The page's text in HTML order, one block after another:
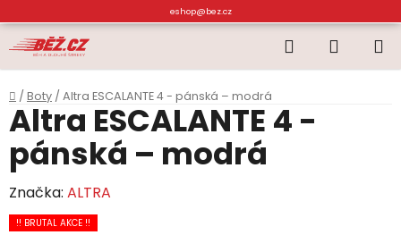
na
obsah
eshop@bez.cz
Hledat
KOŠÍK
Domů
/ Boty / Altra ESCALANTE 4 - pánská – modrá
Altra ESCALANTE 4 -
pánská – modrá
Značka: ALTRA
!! BRUTAL AKCE !!